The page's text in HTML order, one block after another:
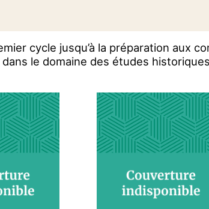
cycle jusqu’à la préparation aux
le domaine des études